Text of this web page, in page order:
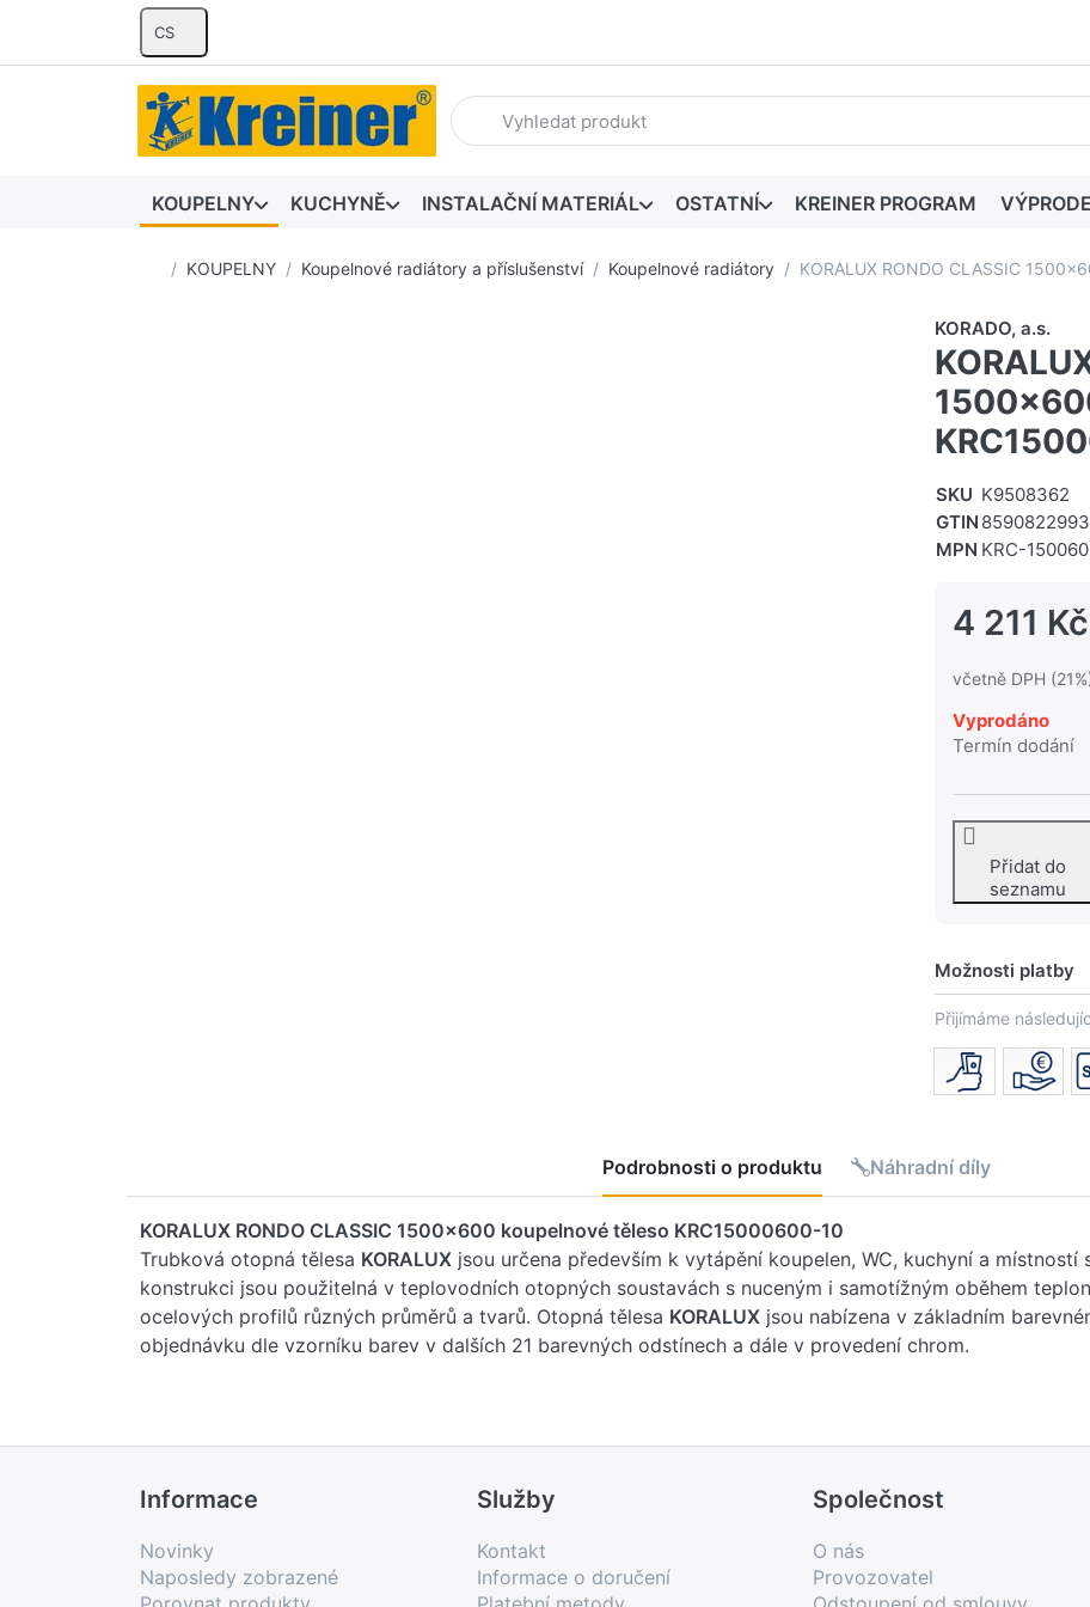
CS
Zadejte hledaný výraz. První výsledky se zobrazí automaticky při zadávání.
KOUPELNY KUCHYNĚ INSTALAČNÍ MATERIÁL OSTATNÍ KREINER PROGRAM
Domovská stránka
KOUPELNY Koupelnové radiátory a příslušenství Koupelnové radiátory KORALUX RONDO CLASSIC
KORADO, a.s.
SKU K9508362
GTIN
MPN KRC-
4 211 Kč
včetně DPH
Vyprodáno
Termín dodání
Přidat do
seznamu
Možnosti platby
Přijímáme
Podrobnosti o produktu Náhradní díly
KORALUX RONDO CLASSIC 1500x600 koupelnové těleso KRC15000600-10
Trubková otopná tělesa KORALUX jsou určena především k vytápění koupelen, WC, kuchyní a
konstrukci jsou použitelná v teplovodních otopných soustavách s nuceným i samotížným oběhem
ocelových profilů různých průměrů a tvarů. Otopná tělesa KORALUX jsou nabízena v základním
objednávku dle vzorníku barev v dalších 21 barevných odstínech a dále v provedení chrom.
Informace
Novinky
Naposledy zobrazené
Služby
Kontakt
Informace o doručení
Společnost
O nás
Provozovatel